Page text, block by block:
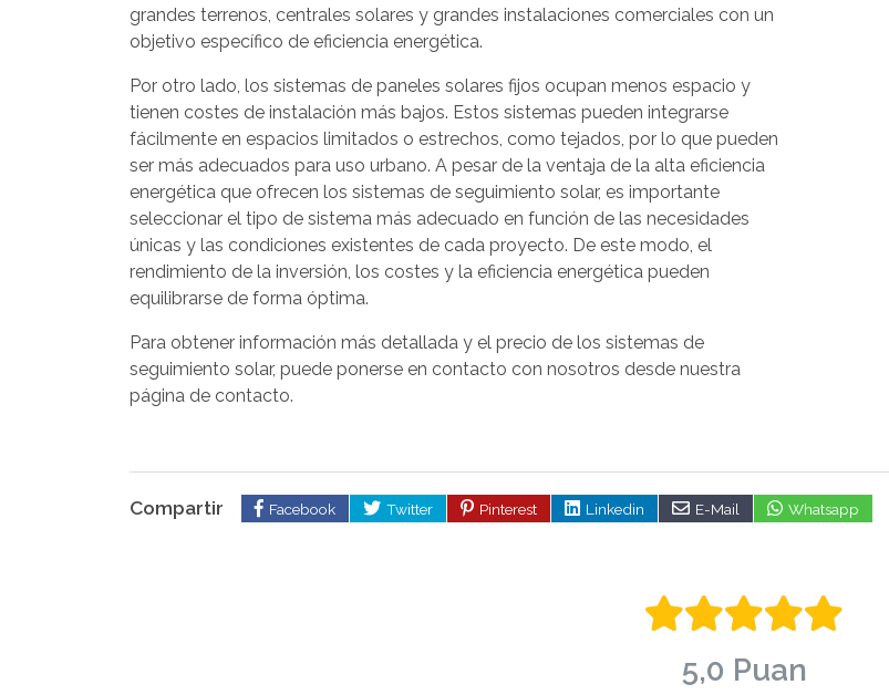
grandes terrenos, centrales solares y grandes instalaciones comerciales con un
objetivo específico de eficiencia energética.
Por otro lado, los sistemas de paneles solares fijos ocupan menos espacio y
tienen costes de instalación más bajos. Estos sistemas pueden integrarse
fácilmente en espacios limitados o estrechos, como tejados, por lo que pueden
ser más adecuados para uso urbano. A pesar de la ventaja de la alta eficiencia
energética que ofrecen los sistemas de seguimiento solar, es importante
seleccionar el tipo de sistema más adecuado en función de las necesidades
únicas y las condiciones existentes de cada proyecto. De este modo, el
rendimiento de la inversión, los costes y la eficiencia energética pueden
equilibrarse de forma óptima.
Para obtener información más detallada y el precio de los sistemas de
seguimiento solar, puede ponerse en contacto con nosotros desde nuestra
página de contacto.
Compartir Facebook Twitter Pinterest Linkedin E-Mail Whatsapp
5,0 Puan